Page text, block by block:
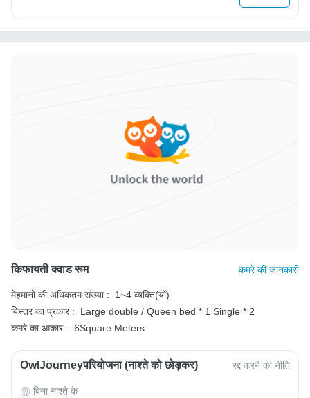
किफायती क्वाड रूम कमरे की जानकारी
मेहमानों की अधिकतम संख्या :
1~4 व्यक्ति(यों)
बिस्तर का प्रकार :
Large double / Queen bed * 1 Single * 2
कमरे का आकार : 6Square Meters
OwlJourneyपरियोजना (नाश्ते को छोड़कर) रद्द करने की नीति
बिना नाश्ते के